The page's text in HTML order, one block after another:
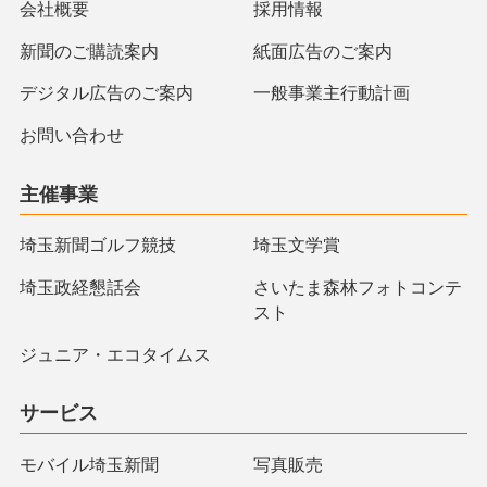
会社概要 採用情報
新聞のご購読案内 紙面広告のご案内
デジタル広告のご案内 一般事業主行動計画
お問い合わせ
主催事業
埼玉新聞ゴルフ競技 埼玉文学賞
埼玉政経懇話会
さいたま森林フォトコンテ
スト
ジュニア・エコタイムス
サービス
モバイル埼玉新聞 写真販売